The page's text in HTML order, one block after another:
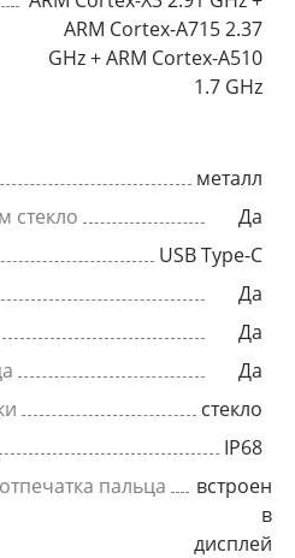
ARM Cortex-A715 2.37
GHz + ARM Cortex-A510
1.7 GHz
металл
стекло
Да
USB Type-C
Да
Да
Да
стекло
IP68
пальца
встроен
в
дисплей